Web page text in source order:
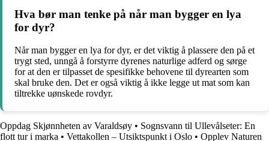
Hva bør man tenke på når man bygger en lya
for dyr?
Når man bygger en lya for dyr, er det viktig å plassere den på et
trygt sted, unngå å forstyrre dyrenes naturlige adferd og sørge
for at den er tilpasset de spesifikke behovene til dyrearten som
skal bruke den. Det er også viktig å ikke legge ut mat som kan
tiltrekke uønskede rovdyr.
Oppdag Skjønnheten av Varaldsøy • Sognsvann til Ullevålseter: En
flott tur i marka • Vettakollen – Utsiktspunkt i Oslo • Opplev Naturen